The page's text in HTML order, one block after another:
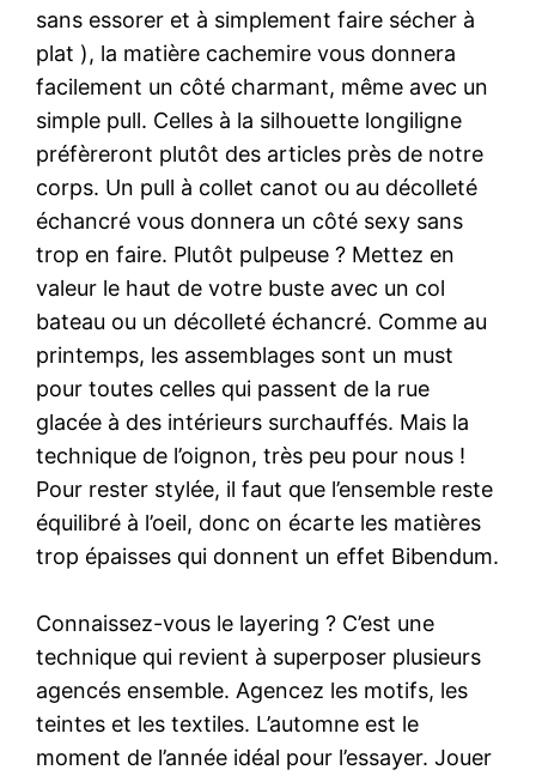
sans essorer et à simplement faire sécher à
plat ), la matière cachemire vous donnera
facilement un côté charmant, même avec un
simple pull. Celles à la silhouette longiligne
préfèreront plutôt des articles près de notre
corps. Un pull à collet canot ou au décolleté
échancré vous donnera un côté sexy sans
trop en faire. Plutôt pulpeuse ? Mettez en
valeur le haut de votre buste avec un col
bateau ou un décolleté échancré. Comme au
printemps, les assemblages sont un must
pour toutes celles qui passent de la rue
glacée à des intérieurs surchauffés. Mais la
technique de l’oignon, très peu pour nous !
Pour rester stylée, il faut que l’ensemble reste
équilibré à l’oeil, donc on écarte les matières
trop épaisses qui donnent un effet Bibendum.
Connaissez-vous le layering ? C’est une
technique qui revient à superposer plusieurs
agencés ensemble. Agencez les motifs, les
teintes et les textiles. L’automne est le
moment de l’année idéal pour l’essayer. Jouer